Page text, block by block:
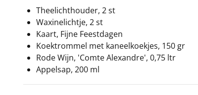
Theelichthouder, 2 st
Waxinelichtje, 2 st
Kaart, Fijne Feestdagen
Koektrommel met kaneelkoekjes, 150 gr
Rode Wijn, 'Comte Alexandre', 0,75 ltr
Appelsap, 200 ml